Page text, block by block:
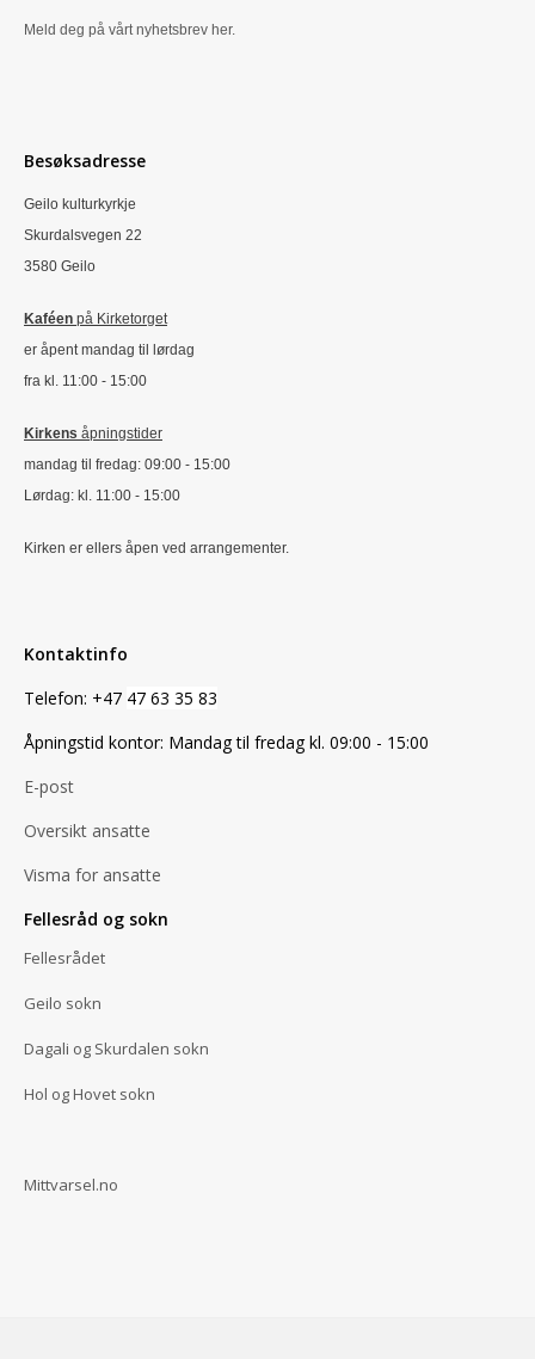
Meld deg på vårt nyhetsbrev her.
Besøksadresse
Geilo kulturkyrkje
Skurdalsvegen 22
3580 Geilo
Kaféen på Kirketorget
er åpent mandag til lørdag
fra kl. 11:00 - 15:00
Kirkens åpningstider
mandag til fredag: 09:00 - 15:00
Lørdag: kl. 11:00 - 15:00
Kirken er ellers åpen ved arrangementer.
Kontaktinfo
Telefon: +47 47 63 35 83
Åpningstid kontor: Mandag til fredag kl. 09:00 - 15:00
E-post
Oversikt ansatte
Visma for ansatte
Fellesråd og sokn
Fellesrådet
Geilo sokn
Dagali og Skurdalen sokn
Hol og Hovet sokn
Mittvarsel.no